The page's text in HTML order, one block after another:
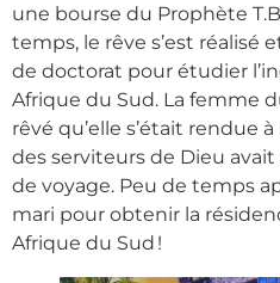
une bourse du Prophète
temps, le rêve s’est réalisé
de doctorat pour étudier
Afrique du Sud. La femme
rêvé qu’elle s’était rendue à
des serviteurs de Dieu
de voyage. Peu de temps
mari pour obtenir la
Afrique du Sud !